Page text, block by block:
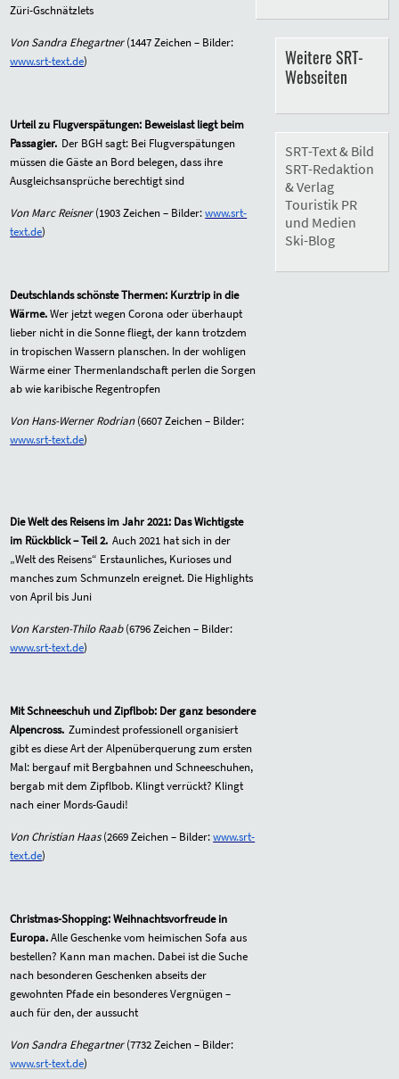
Züri-Gschnätzlets
Von Sandra Ehegartner(1447Zeichen – Bilder:
www.srt-text.de)
Urteil zu Flugverspätungen: Beweislast liegt beim
Passagier. Der BGH sagt: Bei Flugverspätungen
müssen die Gäste an Bord belegen, dass ihre
Ausgleichsansprüche berechtigt sind
Von Marc Reisner(1903Zeichen – Bilder:www.srt-
text.de)
Deutschlands schönste Thermen: Kurztrip in die
Wärme.Wer jetzt wegen Corona oder überhaupt
lieber nicht in die Sonne fliegt, der kann trotzdem
in tropischen Wassern planschen. In der wohligen
Wärme einer Thermenlandschaft perlen die Sorgen
ab wie karibische Regentropfen
Von Hans-Werner Rodrian(6607Zeichen – Bilder:
www.srt-text.de)
Die Welt des Reisens im Jahr 2021: Das Wichtigste
im Rückblick – Teil 2. Auch 2021 hat sich in der
„Welt des Reisens“ Erstaunliches, Kurioses und
manches zum Schmunzeln ereignet. Die Highlights
von April bis Juni
Von Karsten-Thilo Raab(6796Zeichen – Bilder:
www.srt-text.de)
Mit Schneeschuh und Zipflbob: Der ganz besondere
Alpencross. Zumindest professionell organisiert
gibt es diese Art der Alpenüberquerung zum ersten
Mal: bergauf mit Bergbahnen und Schneeschuhen,
bergab mit dem Zipflbob. Klingt verrückt? Klingt
nach einer Mords-Gaudi!
Von Christian Haas(2669Zeichen – Bilder:www.srt-
text.de)
Christmas-Shopping: Weihnachtsvorfreude in
Europa.Alle Geschenke vom heimischen Sofa aus
bestellen? Kann man machen. Dabei ist die Suche
nach besonderen Geschenken abseits der
gewohnten Pfade ein besonderes Vergnügen –
auch für den, der aussucht
Von Sandra Ehegartner(7732Zeichen – Bilder:
www.srt-text.de)
Weitere SRT-
Webseiten
SRT-Text & Bild
SRT-Redaktion
& Verlag
Touristik PR
und Medien
Ski-Blog